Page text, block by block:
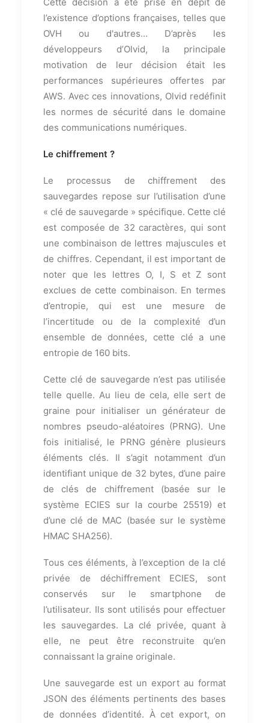
l’existence d’options françaises, telles que
OVH ou d'autres... D’après les
développeurs d’Olvid, la principale
motivation de leur décision était les
performances supérieures offertes par
AWS. Avec ces innovations, Olvid redéfinit
les normes de sécurité dans le domaine
des communications numériques.
Le chiffrement ?
Le processus de chiffrement des
sauvegardes repose sur l’utilisation d’une
« clé de sauvegarde » spécifique. Cette clé
est composée de 32 caractères, qui sont
une combinaison de lettres majuscules et
de chiffres. Cependant, il est important de
noter que les lettres O, I, S et Z sont
exclues de cette combinaison. En termes
d’entropie, qui est une mesure de
l’incertitude ou de la complexité d’un
ensemble de données, cette clé a une
entropie de 160 bits.
Cette clé de sauvegarde n’est pas utilisée
telle quelle. Au lieu de cela, elle sert de
graine pour initialiser un générateur de
nombres pseudo-aléatoires (PRNG). Une
fois initialisé, le PRNG génère plusieurs
éléments clés. Il s’agit notamment d’un
identifiant unique de 32 bytes, d’une paire
de clés de chiffrement (basée sur le
système ECIES sur la courbe 25519) et
d’une clé de MAC (basée sur le système
HMAC SHA256).
Tous ces éléments, à l’exception de la clé
privée de déchiffrement ECIES, sont
conservés sur le smartphone de
l’utilisateur. Ils sont utilisés pour effectuer
les sauvegardes. La clé privée, quant à
elle, ne peut être reconstruite qu’en
connaissant la graine originale.
Une sauvegarde est un export au format
JSON des éléments pertinents des bases
de données d’identité. À cet export, on